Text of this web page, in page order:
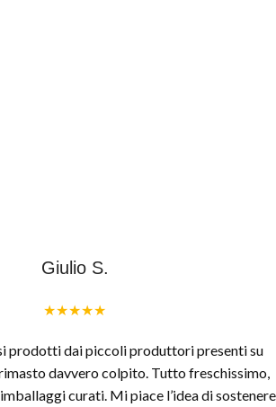
Giulio S.
★★★★★
prodotti dai piccoli produttori presenti su
davvero colpito. Tutto freschissimo,
curati. Mi piace l’idea di sostenere